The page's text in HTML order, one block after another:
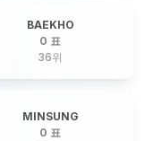
BAEKHO
0 표
36위
MINSUNG
0 표